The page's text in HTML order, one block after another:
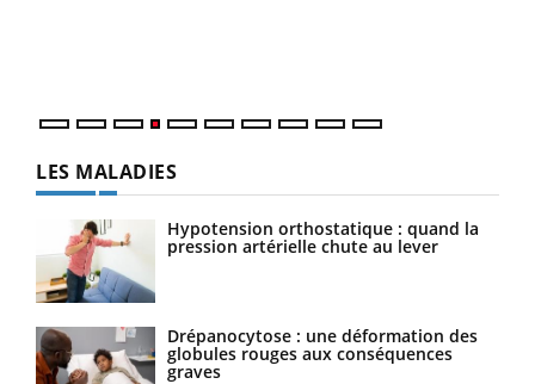
LES MALADIES
Hypotension orthostatique : quand la
pression artérielle chute au lever
Drépanocytose : une déformation des
globules rouges aux conséquences
graves